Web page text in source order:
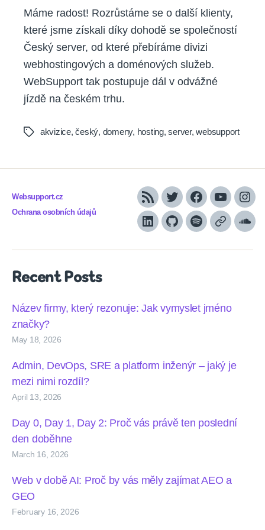
Máme radost! Rozrůstáme se o další klienty,
které jsme získali díky dohodě se společností
Český server, od které přebíráme divizi
webhostingových a doménových služeb.
WebSupport tak postupuje dál v odvážné
jízdě na českém trhu.
Tagsakvizice,český, domeny, hosting,server,websupport
Websupport.cz
Ochrana osobních údajů
RSS TwitterFacebook
YouTube
LinkedInGithubSpotifyApple
Recent Posts
Název firmy, který rezonuje: Jak vymyslet jméno
značky?
May 18, 2026
Admin, DevOps, SRE a platform inženýr – jaký je
mezi nimi rozdíl?
April 13, 2026
Day 0, Day 1, Day 2: Proč vás právě ten poslední
den doběhne
March 16, 2026
Web v době AI: Proč by vás měly zajímat AEO a
GEO
February 16, 2026